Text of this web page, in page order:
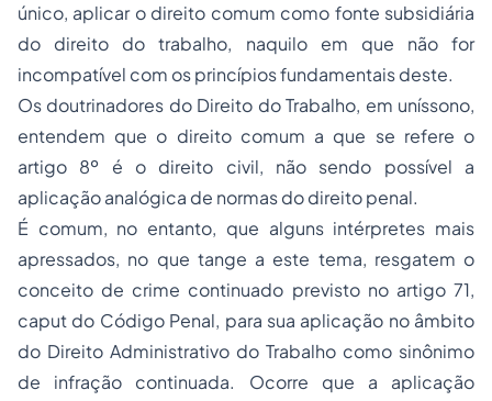
único, aplicar o direito comum como fonte subsidiária
do direito do trabalho, naquilo em que não for
incompatível com os princípios fundamentais deste.
Os doutrinadores do Direito do Trabalho, em uníssono,
entendem que o direito comum a que se refere o
artigo 8º é o direito civil, não sendo possível a
aplicação analógica de normas do direito penal.
É comum, no entanto, que alguns intérpretes mais
apressados, no que tange a este tema, resgatem o
conceito de crime continuado previsto no artigo 71,
caput do Código Penal, para sua aplicação no âmbito
do Direito Administrativo do Trabalho como sinônimo
de infração continuada. Ocorre que a aplicação